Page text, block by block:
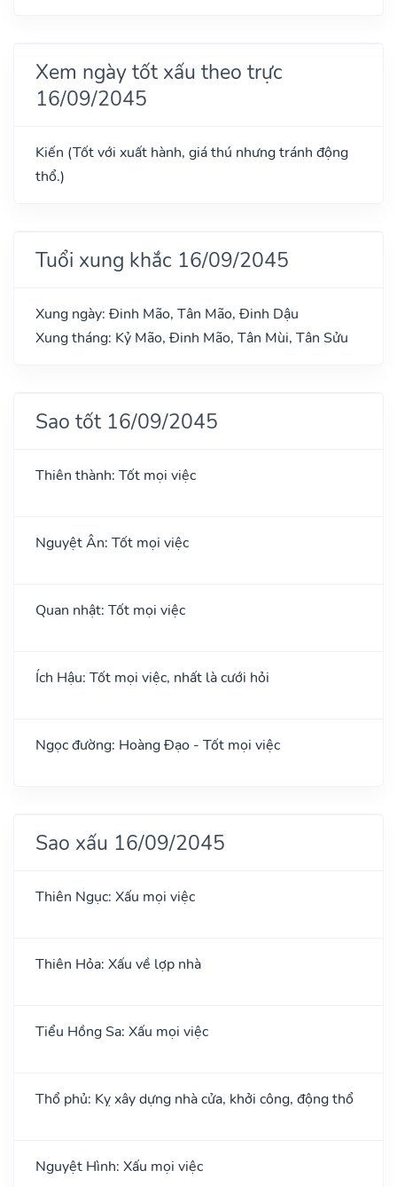
Xem ngày tốt xấu theo trực
16/09/2045
Kiến (Tốt với xuất hành, giá thú nhưng tránh động
thổ.)
Tuổi xung khắc 16/09/2045
Xung ngày: Đinh Mão, Tân Mão, Đinh Dậu
Xung tháng: Kỷ Mão, Đinh Mão, Tân Mùi, Tân Sửu
Sao tốt 16/09/2045
Thiên thành: Tốt mọi việc
Nguyệt Ân: Tốt mọi việc
Quan nhật: Tốt mọi việc
Ích Hậu: Tốt mọi việc, nhất là cưới hỏi
Ngọc đường: Hoàng Đạo - Tốt mọi việc
Sao xấu 16/09/2045
Thiên Ngục: Xấu mọi việc
Thiên Hỏa: Xấu về lợp nhà
Tiểu Hồng Sa: Xấu mọi việc
Thổ phủ: Kỵ xây dựng nhà cửa, khởi công, động thổ
Nguyệt Hình: Xấu mọi việc